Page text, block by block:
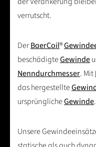
verrutscht.
DerBaerCoil®
beschädigteGewinde
Nenndurchmesser. Mit
das hergestellte
ursprünglicheGewinde.
Unsere